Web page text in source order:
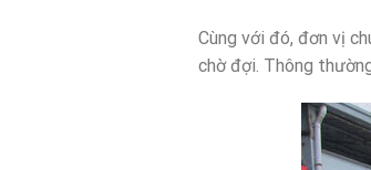
Cùng với đó, đơn vị
chờ đợi. Thông